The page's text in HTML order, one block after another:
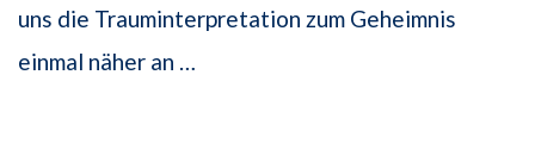
uns die Trauminterpretation zum Geheimnis
einmal näher an …